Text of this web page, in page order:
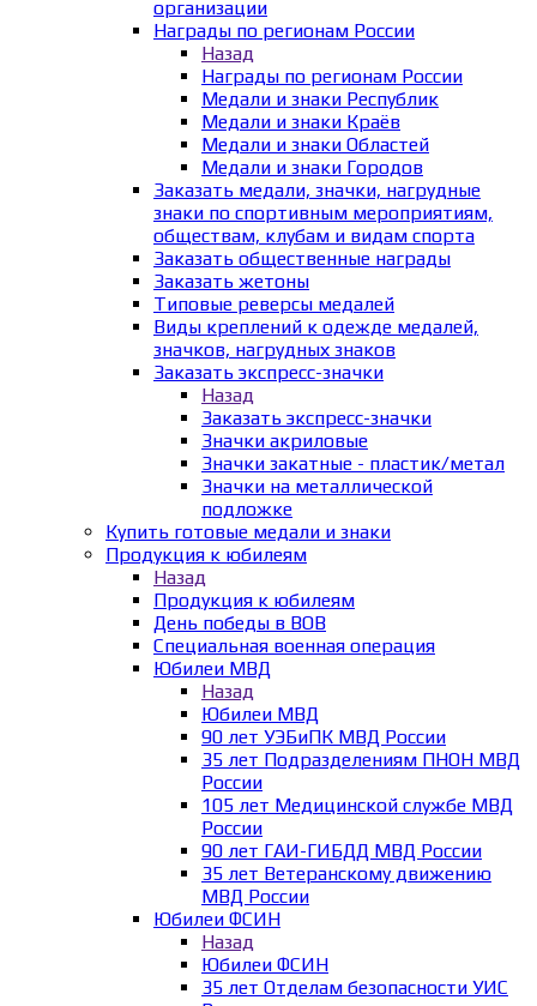
организации
Награды по регионам России
Назад
Награды по регионам России
Медали и знаки Республик
Медали и знаки Краёв
Медали и знаки Областей
Медали и знаки Городов
Заказать медали, значки, нагрудные
знаки по спортивным мероприятиям,
обществам, клубам и видам спорта
Заказать общественные награды
Заказать жетоны
Типовые реверсы медалей
Виды креплений к одежде медалей,
значков, нагрудных знаков
Заказать экспресс-значки
Назад
Заказать экспресс-значки
Значки акриловые
Значки закатные - пластик/метал
Значки на металлической
подложке
Купить готовые медали и знаки
Продукция к юбилеям
Назад
Продукция к юбилеям
День победы в ВОВ
Специальная военная операция
Юбилеи МВД
Назад
Юбилеи МВД
90 лет УЭБиПК МВД России
35 лет Подразделениям ПНОН МВД
России
105 лет Медицинской службе МВД
России
90 лет ГАИ-ГИБДД МВД России
35 лет Ветеранскому движению
МВД России
Юбилеи ФСИН
Назад
Юбилеи ФСИН
35 лет Отделам безопасности УИС